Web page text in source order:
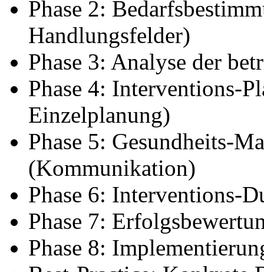
Phase 2:
Handlungsfelder)
Phase 3: Analyse der
Phase 4: Interventions-
Einzelplanung)
Phase 5: Gesundheits-
(Kommunikation)
Phase 6: Interventions-
Phase 7:
Phase 8: